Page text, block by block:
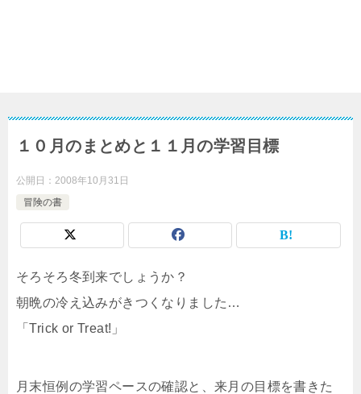
１０月のまとめと１１月の学習目標
公開日： 2008年10月31日
冒険の書
そろそろ冬到来でしょうか？
朝晩の冷え込みがきつくなりました…
「Trick or Treat!」
月末恒例の学習ペースの確認と、来月の目標を書きた